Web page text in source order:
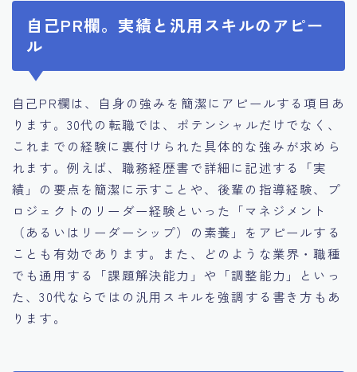
自己PR欄。実績と汎用スキルのアピー
ル
自己PR欄は、自身の強みを簡潔にアピールする項目あ
ります。30代の転職では、ポテンシャルだけでなく、
これまでの経験に裏付けられた具体的な強みが求めら
れます。例えば、職務経歴書で詳細に記述する「実
績」の要点を簡潔に示すことや、後輩の指導経験、プ
ロジェクトのリーダー経験といった「マネジメント
（あるいはリーダーシップ）の素養」をアピールする
ことも有効であります。また、どのような業界・職種
でも通用する「課題解決能力」や「調整能力」といっ
た、30代ならではの汎用スキルを強調する書き方もあ
ります。